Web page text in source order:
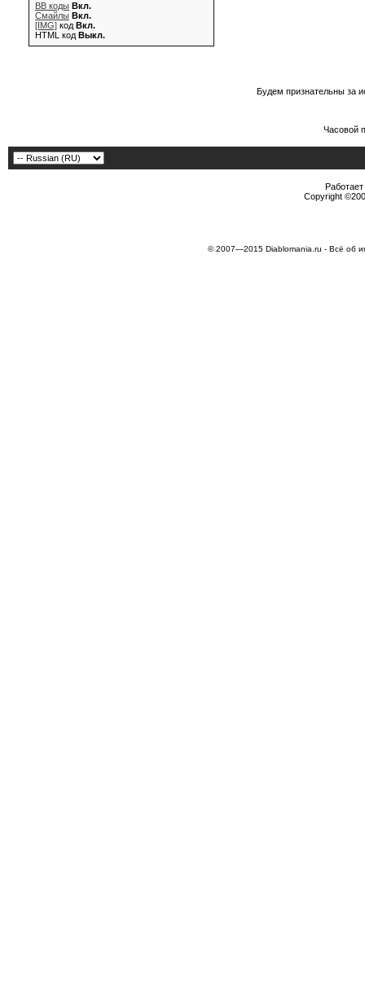
BB коды Вкл.
Смайлы Вкл.
[IMG] код Вкл.
HTML код Выкл.
Будем признательны за
Часовой
Copyright
© 2007—2015 Diablomania.ru - Всё об